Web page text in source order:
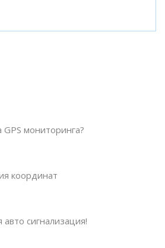
GPS мониторинга?
координат
сигнализация!